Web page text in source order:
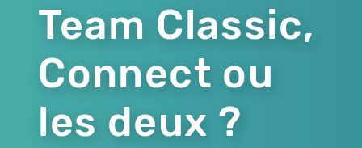
Team Classic,
Connect ou
les deux ?